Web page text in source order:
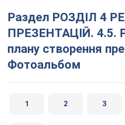
Раздел РОЗДІЛ 4 РЕДАКТОР
ПРЕЗЕНТАЦІЙ. 4.5.
плану створення
Фотоальбом
1 2 3